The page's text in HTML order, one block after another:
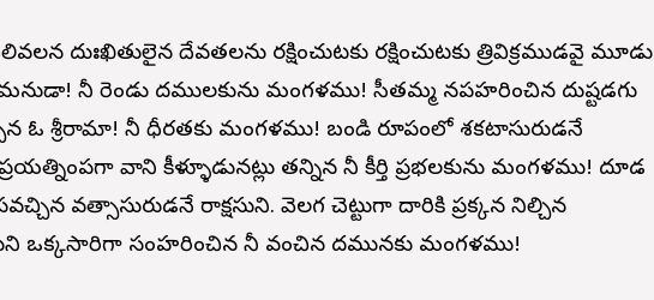
దుఃఖితులైన దేవతలను రక్షించుటకు రక్షించుటకు త్రివిక్రముడవై మూడు
నీ రెండు పాదములకును మంగళము! సీతమ్మ నపహరించిన దుష్టడగు
ఓ శ్రీరామా! నీ ధీరతకు మంగళము! బండి రూపంలో శకటాసురుడనే
వాని కీళ్ళూడునట్లు తన్నిన నీ కీర్తి ప్రభలకును మంగళము! దూడ
వత్సాసురుడనే రాక్షసుని. వెలగ చెట్టుగా దారికి ప్రక్కన నిల్చిన
ఒక్కసారిగా సంహరించిన నీ వంచిన పాదమునకు మంగళము!